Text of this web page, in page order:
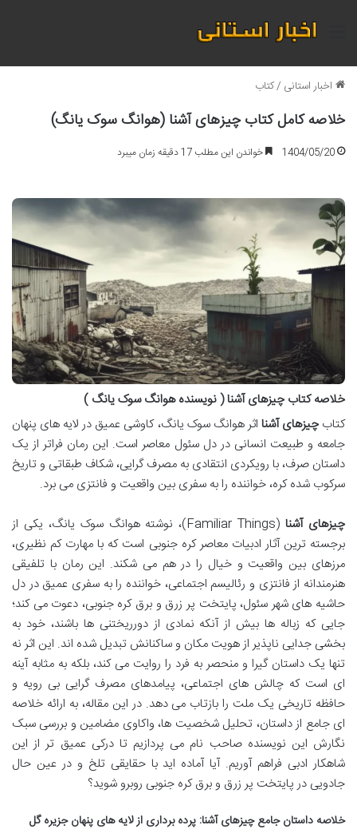
منو
اخبار استانی /کتاب
خلاصه کامل کتاب چیزهای آشنا (هوانگ سوک یانگ)
1404/05/20 خواندن این مطلب 17 دقیقه زمان میبرد
خلاصه کتاب چیزهای آشنا ( نویسنده هوانگ سوک یانگ )
کتابچیزهای آشنا اثر هوانگ سوک یانگ، کاوشی عمیق در لایه های پنهان
جامعه و طبیعت انسانی در دل سئول معاصر است. این رمان فراتر از یک
داستان صرف، با رویکردی انتقادی به مصرف گرایی، شکاف طبقاتی و تاریخ
سرکوب شده کره، خواننده را به سفری بین واقعیت و فانتزی می برد.
چیزهای آشنا
(Familiar Things)، نوشته هوانگ سوک یانگ، یکی از
برجسته ترین آثار ادبیات معاصر کره جنوبی است که با مهارت کم نظیری،
مرزهای بین واقعیت و خیال را در هم می شکند. این رمان با تلفیقی
هنرمندانه از فانتزی و رئالیسم اجتماعی، خواننده را به سفری عمیق در دل
حاشیه های شهر سئول، پایتخت پر زرق و برق کره جنوبی، دعوت می کند؛
جایی که زباله ها بیش از آنکه نمادی از دورریختنی ها باشند، خود به
بخشی جدایی ناپذیر از هویت مکان و ساکنانش تبدیل شده اند. این اثر نه
تنها یک داستان گیرا و منحصر به فرد را روایت می کند، بلکه به مثابه آینه
ای است که چالش های اجتماعی، پیامدهای مصرف گرایی بی رویه و
حافظه تاریخی یک ملت را بازتاب می دهد. در این مقاله، به ارائه خلاصه
ای جامع از داستان، تحلیل شخصیت ها، واکاوی مضامین و بررسی سبک
نگارش این نویسنده صاحب نام می پردازیم تا درکی عمیق تر از این
شاهکار ادبی فراهم آوریم. آیا آماده اید با حقایقی تلخ و در عین حال
جادویی در پایتخت پر زرق و برق کره جنوبی روبرو شوید؟
خلاصه داستان جامع چیزهای آشنا: پرده برداری از لایه های پنهان جزیره گل